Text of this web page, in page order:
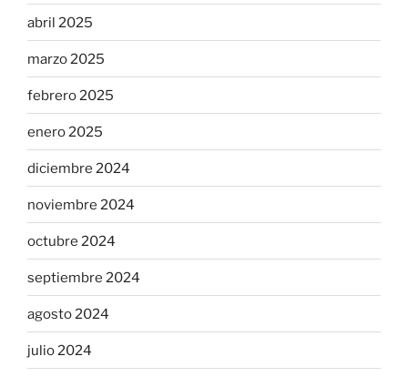
abril 2025
marzo 2025
febrero 2025
enero 2025
diciembre 2024
noviembre 2024
octubre 2024
septiembre 2024
agosto 2024
julio 2024